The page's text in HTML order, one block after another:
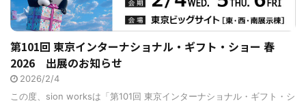
第101回 東京インターナショナル・ギフト・ショー 春
2026 出展のお知らせ
2026/2/4
この度、sion worksは「第101回 東京インターナショナル・ギフト・シ